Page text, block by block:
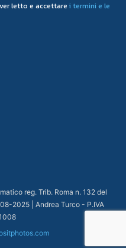
letto e accettare i termini e le
reg. Trib. Roma n. 132 del
2025 | Andrea Turco - P.IVA